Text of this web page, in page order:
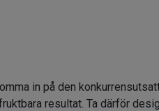
in på den
resultat. Ta därför